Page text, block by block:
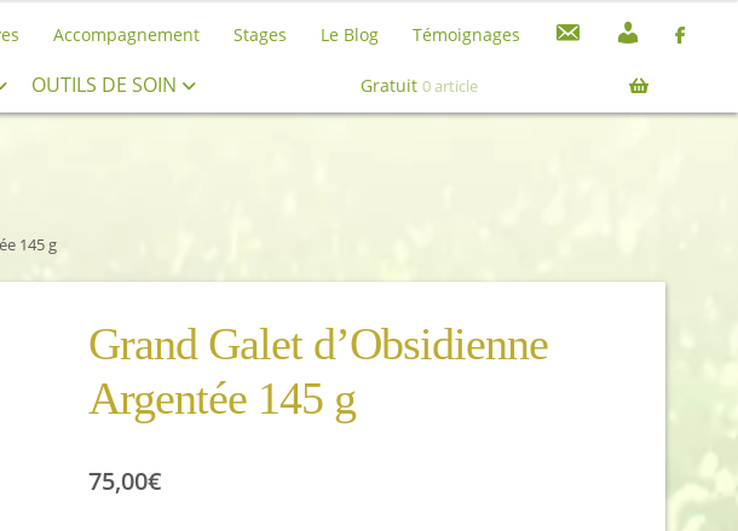
Accompagnement Stages Le Blog Témoignages
a
n
c
o
pour :
OUTILS DE SOIN Gratuit0 article
145 g
Grand Galet d’Obsidienne
Argentée 145 g
75,00€